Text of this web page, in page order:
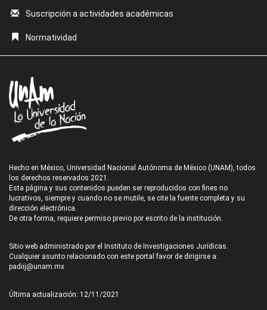
Suscripción a actividades académicas
Normatividad
Hecho en México, Universidad Nacional Autónoma de México (UNAM), todos
los derechos reservados 2021.
Esta página y sus contenidos pueden ser reproducidos con fines no
lucrativos, siempre y cuando no se mutile, se cite la fuente completa y su
dirección electrónica.
De otra forma, requiere permiso previo por escrito de la institución.
Sitio web administrado por el Instituto de Investigaciones Jurídicas.
Cualquier asunto relacionado con este portal favor de dirigirse a:
padiij@unam.mx
Última actualización: 12/11/2021